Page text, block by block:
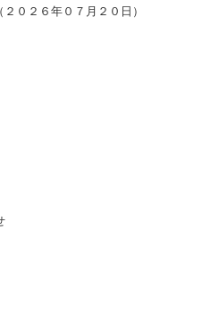
０２６年０７月２０日）